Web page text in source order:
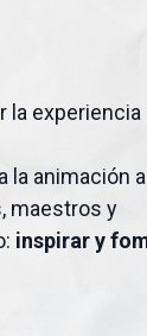
la experiencia
la animación
maestros y
inspirar y